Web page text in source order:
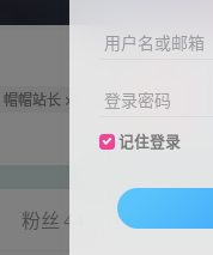
帽帽站长 上海 管理员
粉丝 44
用户名或邮箱
登录密码
记住登录